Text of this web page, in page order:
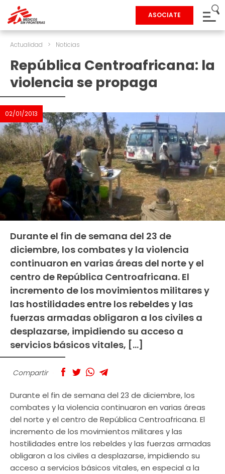
ASOCIATE
Actualidad > Noticias
República Centroafricana: la
violencia se propaga
02/01/2013
Durante el fin de semana del 23 de
diciembre, los combates y la violencia
continuaron en varias áreas del norte y el
centro de República Centroafricana. El
incremento de los movimientos militares y
las hostilidades entre los rebeldes y las
fuerzas armadas obligaron a los civiles a
desplazarse, impidiendo su acceso a
servicios básicos vitales, […]
Compartir
Durante el fin de semana del 23 de diciembre, los
combates y la violencia continuaron en varias áreas
del norte y el centro de República Centroafricana. El
incremento de los movimientos militares y las
hostilidades entre los rebeldes y las fuerzas armadas
obligaron a los civiles a desplazarse, impidiendo su
acceso a servicios básicos vitales, en especial a la